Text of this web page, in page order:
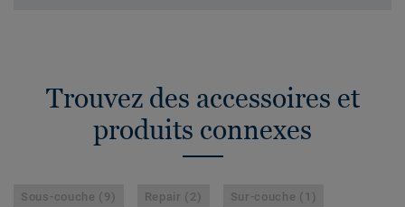
Trouvez des accessoires et
produits connexes
Sous-couche (9) Repair (2) Sur-couche (1)